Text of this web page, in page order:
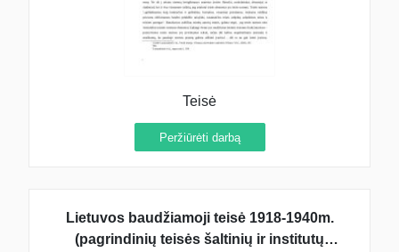
Teisė
Peržiūrėti darbą
Lietuvos baudžiamoji teisė 1918-1940m.
(pagrindinių teisės šaltinių ir institutų